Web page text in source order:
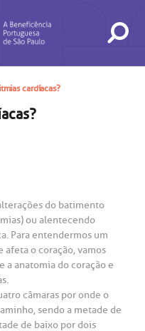
cardíacas?
do batimento
ou alentecendo
Para entendermos um
afeta o coração, vamos
a anatomia do coração e
câmaras por onde o
sendo a metade de
de baixo por dois